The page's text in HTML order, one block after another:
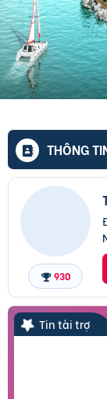
THÔNG
930
Tin tài trợ